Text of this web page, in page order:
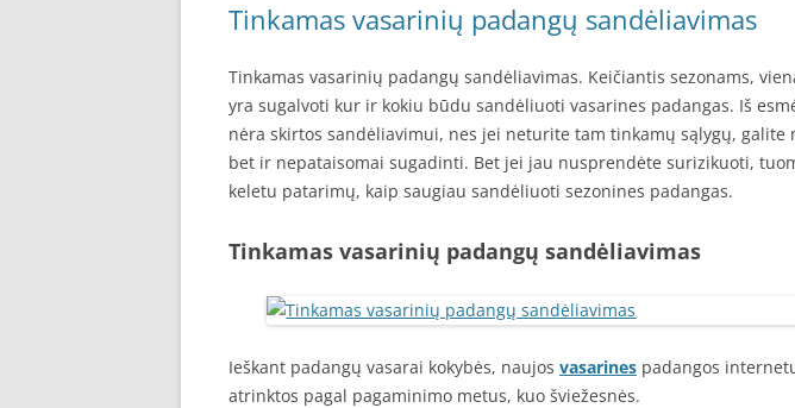
Tinkamas vasarinių padangų sandėliavimas
Tinkamas vasarinių padangų sandėliavimas. Keičiantis sezonams,
yra sugalvoti kur ir kokiu būdu sandėliuoti vasarines padangas. Iš
nėra skirtos sandėliavimui, nes jei neturite tam tinkamų sąlygų, galite
bet ir nepataisomai sugadinti. Bet jei jau nusprendėte surizikuoti,
keletu patarimų, kaip saugiau sandėliuoti sezonines padangas.
Tinkamas vasarinių padangų sandėliavimas
Ieškant padangų vasarai kokybės, naujos vasarines padangos
atrinktos pagal pagaminimo metus, kuo šviežesnės.